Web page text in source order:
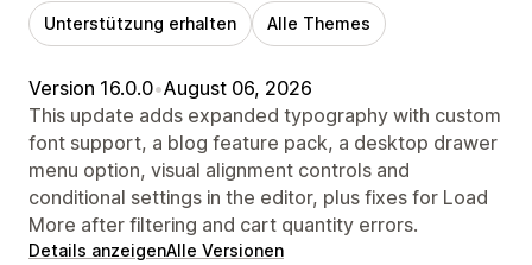
Unterstützung erhalten Alle Themes
Version 16.0.0•August 06, 2026
This update adds expanded typography with custom
font support, a blog feature pack, a desktop drawer
menu option, visual alignment controls and
conditional settings in the editor, plus fixes for Load
More after filtering and cart quantity errors.
Details anzeigenAlle Versionen